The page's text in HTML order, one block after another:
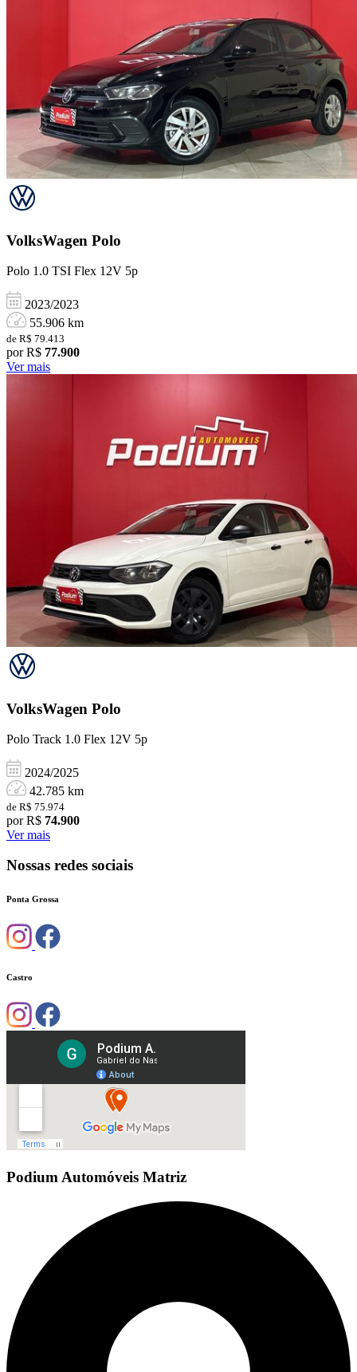
VolksWagen Polo
Polo 1.0 TSI Flex 12V 5p
2023/2023
55.906 km
de R$ 79.413
por R$ 77.900
Ver mais
VolksWagen Polo
Polo Track 1.0 Flex 12V 5p
2024/2025
42.785 km
de R$ 75.974
por R$ 74.900
Ver mais
Nossas redes sociais
Ponta Grossa
Castro
Podium Automóveis Matriz